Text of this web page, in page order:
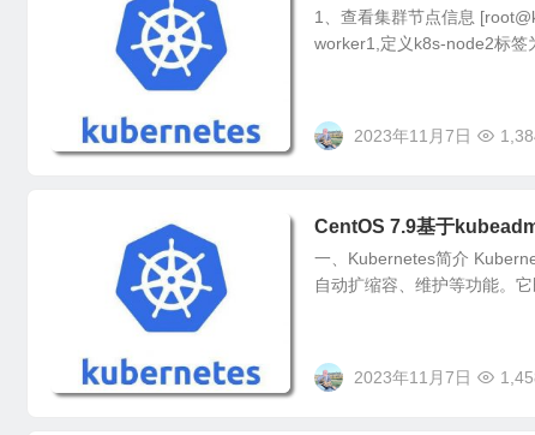
1、查看集群节点信息
worker1,定义k8s-node2标签
2023年11月7日
CentOS 7.9基于
一、Kubernetes简介
自动扩缩容、维护等功能。
2023年11月7日